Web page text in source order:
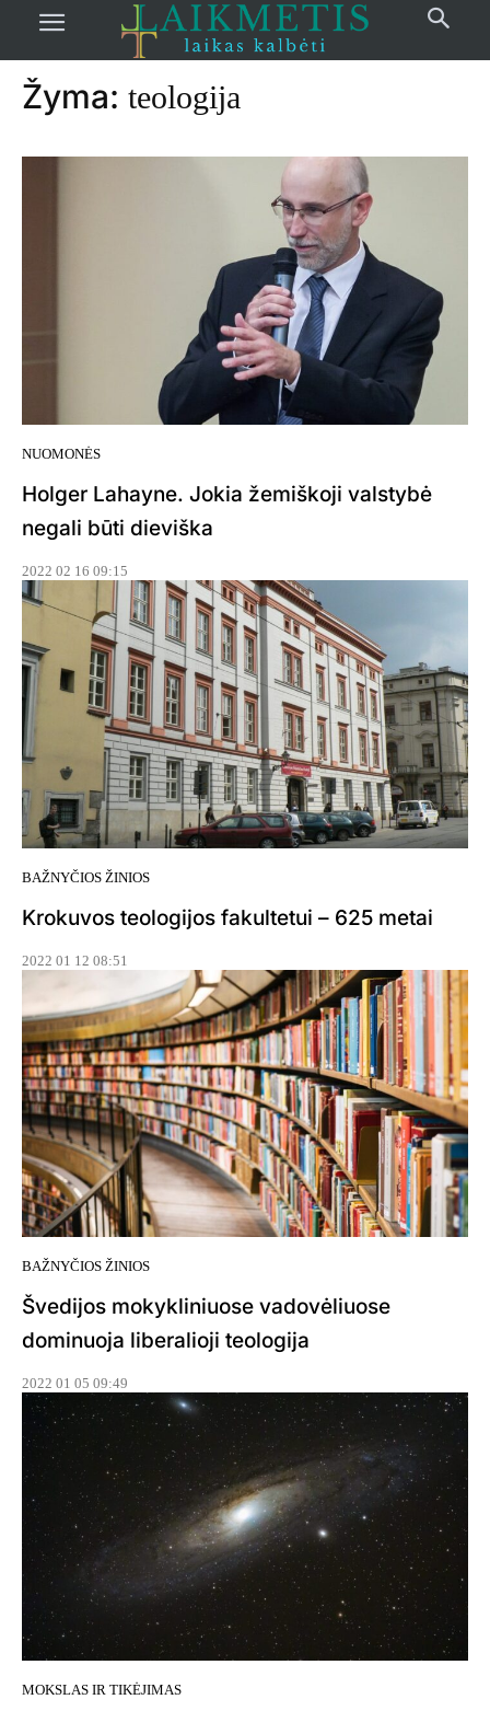
žymos Teologija
Žyma: teologija
NUOMONĖS
Holger Lahayne. Jokia žemiškoji valstybė
negali būti dieviška
2022 02 16 09:15
BAŽNYČIOS ŽINIOS
Krokuvos teologijos fakultetui – 625 metai
2022 01 12 08:51
BAŽNYČIOS ŽINIOS
Švedijos mokykliniuose vadovėliuose
dominuoja liberalioji teologija
2022 01 05 09:49
MOKSLAS IR TIKĖJIMAS